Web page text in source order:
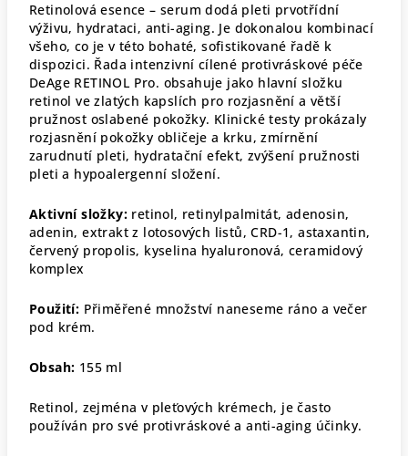
Retinolová esence – serum dodá pleti prvotřídní
výživu, hydrataci, anti-aging. Je dokonalou kombinací
všeho, co je v této bohaté, sofistikované řadě k
dispozici. Řada intenzivní cílené protivráskové péče
DeAge RETINOL Pro. obsahuje jako hlavní složku
retinol ve zlatých kapslích pro rozjasnění a větší
pružnost oslabené pokožky. Klinické testy prokázaly
rozjasnění pokožky obličeje a krku, zmírnění
zarudnutí pleti, hydratační efekt, zvýšení pružnosti
pleti a hypoalergenní složení.
Aktivní složky: retinol, retinylpalmitát, adenosin,
adenin, extrakt z lotosových listů, CRD-1, astaxantin,
červený propolis, kyselina hyaluronová, ceramidový
komplex
Použití: Přiměřené množství naneseme ráno a večer
pod krém.
Obsah: 155 ml
Retinol, zejména v pleťových krémech, je často
používán pro své protivráskové a anti-aging účinky.